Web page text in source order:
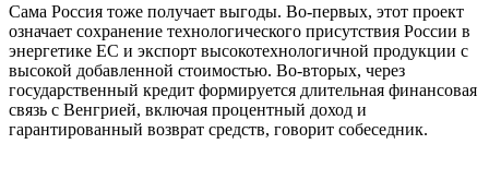
Сама Россия тоже получает выгоды. Во-первых, этот проект
означает сохранение технологического присутствия России в
энергетике ЕС и экспорт высокотехнологичной продукции с
высокой добавленной стоимостью. Во-вторых, через
государственный кредит формируется длительная финансовая
связь с Венгрией, включая процентный доход и
гарантированный возврат средств, говорит собеседник.